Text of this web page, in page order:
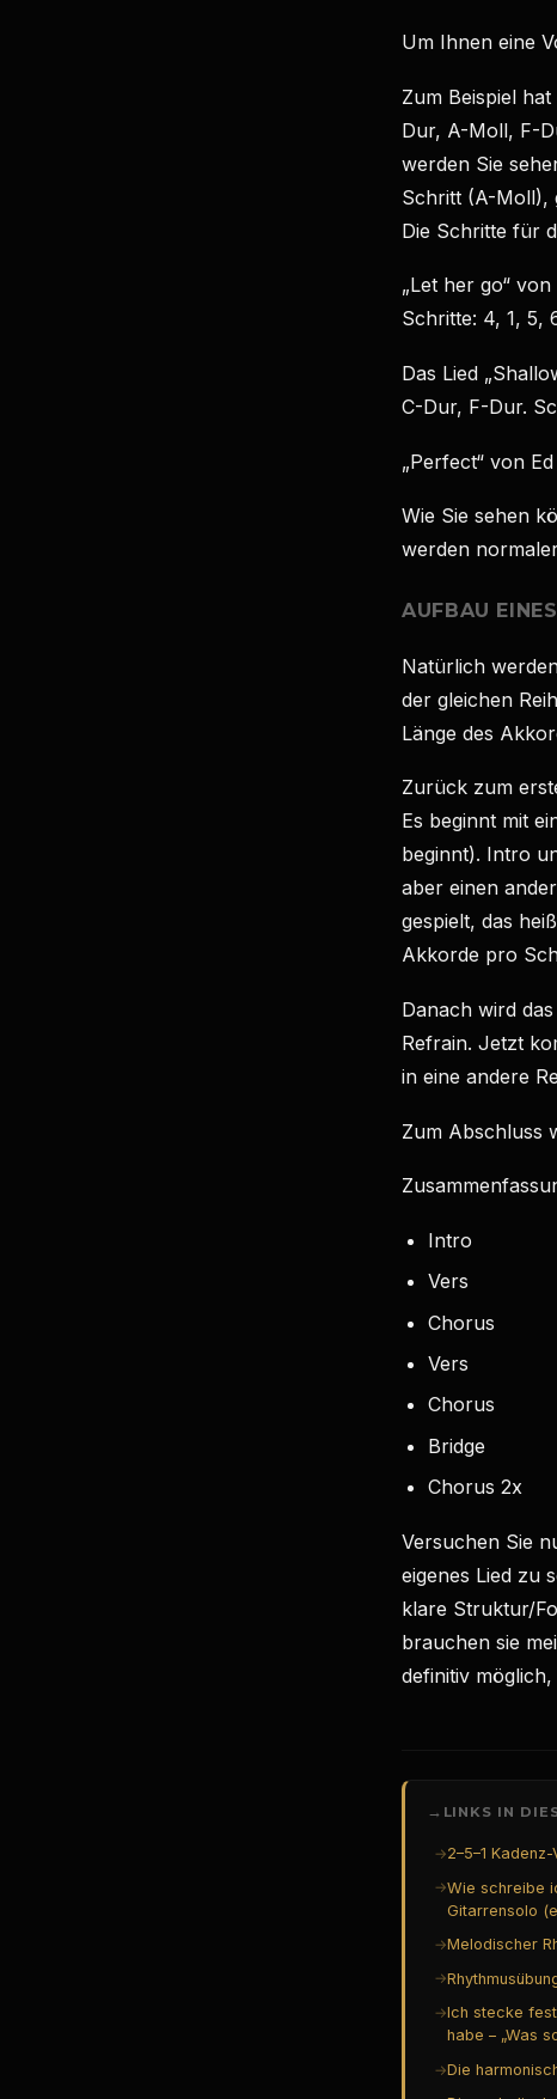
Um Ihnen eine
Zum Beispiel
Dur, A-Moll, F-
werden Sie
Schritt (A-Moll),
Die Schritte für
„Let her go“
Schritte: 4, 1, 5,
Das Lied
C-Dur, F-Dur.
„Perfect“ von
Wie Sie sehen
werden
AUFBAU
Natürlich
der gleichen
Länge des
Zurück zum
Es beginnt mit
beginnt). Intro
aber einen
gespielt, das
Akkorde pro
Danach wird
Refrain. Jetzt
in eine andere
Zum Abschluss
Intro
Vers
Chorus
Vers
Chorus
Bridge
Chorus 2x
Versuchen Sie
eigenes Lied zu
klare Struktur/
brauchen sie
definitiv
→ LINKS IN
→2–5–1
→Wie schreibe
Gitarrensolo
→Melodischer
→
→Ich stecke
habe – „Was
→Die